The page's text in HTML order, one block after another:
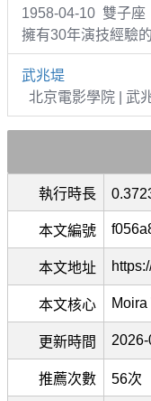
1958-04-10 雙子座
擁有30年演技經驗
武兆堤
北京電影學院 | 武
執行時長
本文編號
本文地址
本文核心
更新時間
推薦次數 56次